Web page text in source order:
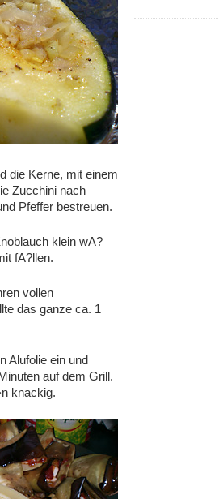
die Kerne, mit einem
Zucchini nach
Pfeffer bestreuen.
klein wA?
fA?llen.
vollen
das ganze ca. 1
Alufolie ein und
auf dem Grill.
knackig.